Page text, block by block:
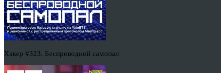
Хакер #323. Беспроводной самопал